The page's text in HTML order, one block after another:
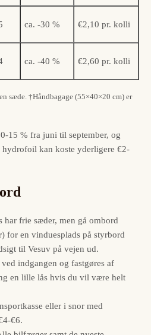
ca. -30 % €2,10 pr. kolli
ca. -40 % €2,60 pr. kolli
sæde. †Håndbagage (55×40×20 cm) er
15 % fra juni til september, og
hydrofoil kan koste yderligere €2-
har frie sæder, men gå ombord
for en vinduesplads på styrbord
til Vesuv på vejen ud.
ved indgangen og fastgøres af
en lille lås hvis du vil være helt
eller i snor med
€6.